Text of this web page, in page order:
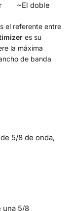
~El doble
el referente entre
es su
la máxima
de banda
5/8 de onda,
una 5/8